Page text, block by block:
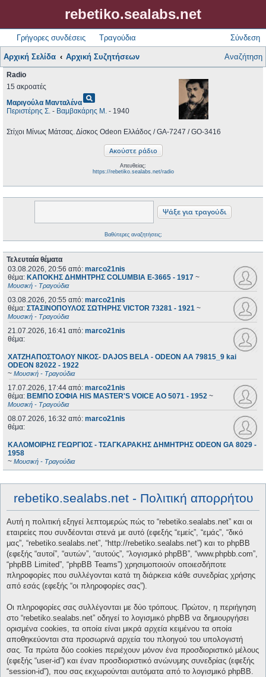
rebetiko.sealabs.net
Γρήγορες συνδέσεις Τραγούδια Σύνδεση
Αρχική Σελίδα Αρχική Συζητήσεων Αναζήτηση
Radio
15 ακροατές
Μαριγούλα Μανταλέναpageview
Περιστέρης Σ. - Βαμβακάρης Μ. - 1940
Στίχοι Μίνως Μάτσας. Δίσκος Odeon Ελλάδος / GA-7247 / GO-3416
Απευθείας:
https://rebetiko.sealabs.net/radio
Βαθύτερες αναζητήσεις;
Τελευταία θέματα
03.08.2026, 20:56 από: marco21nis
θέμα: ΚΑΠΟΚΗΣ ΔΗΜΗΤΡΗΣ COLUMBIA E-3665 - 1917 ~
Μουσική - Τραγούδια
03.08.2026, 20:55 από: marco21nis
θέμα: ΣΤΑΣΙΝΟΠΟΥΛΟΣ ΣΩΤΗΡΗΣ VICTOR 73281 - 1921 ~
Μουσική - Τραγούδια
21.07.2026, 16:41 από: marco21nis
θέμα:
ΧΑΤΖΗΑΠΟΣΤΟΛΟΥ ΝΙΚΟΣ- DAJOS BELA - ODEON AA 79815_9 kai
ODEON 82022 - 1922
~ Μουσική - Τραγούδια
17.07.2026, 17:44 από: marco21nis
θέμα: ΒΕΜΠΟ ΣΟΦΙΑ HIS MASTER'S VOICE AO 5071 - 1952 ~
Μουσική - Τραγούδια
08.07.2026, 16:32 από: marco21nis
θέμα:
ΚΑΛΟΜΟΙΡΗΣ ΓΕΩΡΓΙΟΣ - ΤΣΑΓΚΑΡΑΚΗΣ ΔΗΜΗΤΡΗΣ ODEON GA 8029 -
1958
~ Μουσική - Τραγούδια
rebetiko.sealabs.net - Πολιτική απορρήτου
Αυτή η πολιτική εξηγεί λεπτομερώς πώς το “rebetiko.sealabs.net” και οι
εταιρείες που συνδέονται στενά με αυτό (εφεξής “εμείς”, “εμάς”, “δικό
μας”, “rebetiko.sealabs.net”, “http://rebetiko.sealabs.net”) και το phpBB
(εφεξής “αυτοί”, “αυτών”, “αυτούς”, “λογισμικό phpBB”, “www.phpbb.com”,
“phpBB Limited”, “phpBB Teams”) χρησιμοποιούν οποιεσδήποτε
πληροφορίες που συλλέγονται κατά τη διάρκεια κάθε συνεδρίας χρήσης
από εσάς (εφεξής “οι πληροφορίες σας”).
Οι πληροφορίες σας συλλέγονται με δύο τρόπους. Πρώτον, η περιήγηση
στο “rebetiko.sealabs.net” οδηγεί το λογισμικό phpBB να δημιουργήσει
ορισμένα cookies, τα οποία είναι μικρά αρχεία κειμένου τα οποία
αποθηκεύονται στα προσωρινά αρχεία του πλοηγού του υπολογιστή
σας. Τα πρώτα δύο cookies περιέχουν μόνον ένα προσδιοριστικό μέλους
(εφεξής “user-id”) και έναν προσδιοριστικό ανώνυμης συνεδρίας (εφεξής
“session-id”), που σας εκχωρούνται αυτόματα από το λογισμικό phpBB.